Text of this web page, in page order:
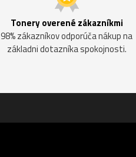
Tonery overené zákazníkmi
98% zákazníkov odporúča nákup na
základni dotazníka spokojnosti.